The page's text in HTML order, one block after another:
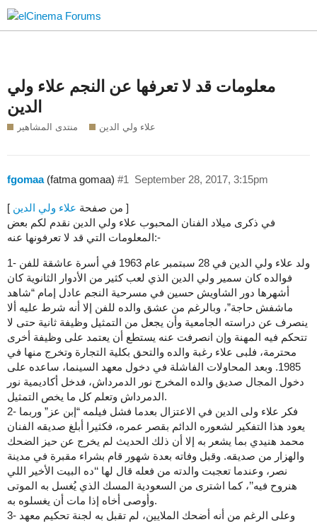
معلومات قد لا تعرفها عن النجم علاء ولي
الدين
منتدى المشاهير علاء ولي الدين
fgomaa(fatma gomaa) September 28, 2017, 3:15pm
#1
[ من صفحة علاء ولي الدين
]
في ذكرى ميلاد الفنان المحبوب علاء ولي الدين نقدم لكم بعض
المعلومات التي قد لا تعرفونها عنه:-
1- ولد علاء ولي الدين في 28 سبتمبر عام 1963 في أسرة عاشقة للفن
فوالده كان سمير ولي الدين الذي لعب كثير من الأدوار الثانوية كان
أشهرها دور الشاويش حسين في مسرحية النجم عادل إمام “شاهد
ماشفش حاجة”، وبالرغم من عشق والده للفن إلا أنه شرط عليه ألا
ينصرف عن دراسته الجامعية وأن يجعل من التمثيل وظيفة ثانية حتى لا
تتحكم فيه المهنة وإن انصرفت عنه يستطع أن يعتمد على وظيفة أخرى
محترمة، فلبى علاء رغبة والده والتحق بكلية التجارة وتخرج منها في
1985. وبعد المحاولات الفاشلة في دخول معهد السينما، ساعده على
دخول المجال صديق والده المخرج نور الدمرداش، فدخل أكاديمية نور
الدمرداش وتعلم كل ما يخص التمثيل.
2- فكر علاء ولى الدين في الاعتزال بعدما فشل فيلمه “إبن عز” وربما
يعود هذا التفكير لشعوره الدائم بقصر عمره، فكثيرا أبلغ صديقه الفنان
محمد هنيدي بما يشعر به إلا أن ذلك الحديث لم يخرج عن حيز الضحك
والهزار من صديقه. وقبل وفاته بعدة شهور قام بشراء مقبرة في مدينة
نصر، وعندما تعجبت والدته من فعله قال لها ‘‘ده البيت الأخير اللي
هنروح فيه’’، كما اشترى من السعودية المسك الذي يُغسل به الموتى
وأوصى أخاه إذا مات أن يغسلوه به.
3- وعلى الرغم من أنه أضحك الملايين، لم تقبل به لجنة تحكيم معهد